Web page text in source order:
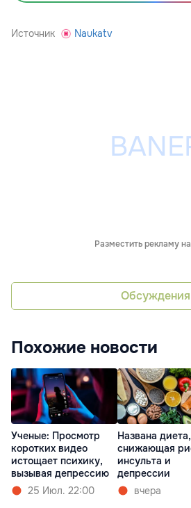
Источник Naukatv
Разместить рекламу
Обсуждения
Похожие новости
Ученые: Просмотр
коротких видео
истощает психику,
вызывая депрессию
25 Июл. 22:00
Названа диета,
снижающая
инсульта и
депрессии
вчера